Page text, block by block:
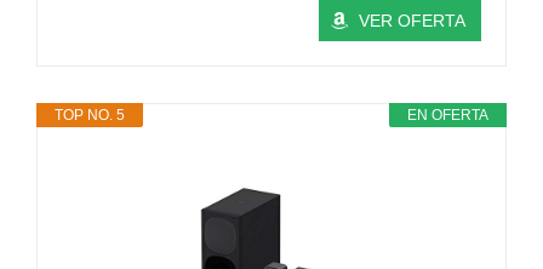
VER OFERTA
EN OFERTA
TOP NO. 5